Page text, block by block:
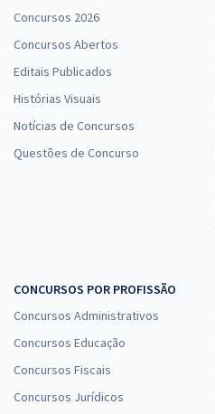
Concursos 2026
Concursos Abertos
Editais Publicados
Histórias Visuais
Notícias de Concursos
Questões de Concurso
CONCURSOS POR PROFISSÃO
Concursos Administrativos
Concursos Educação
Concursos Fiscais
Concursos Jurídicos